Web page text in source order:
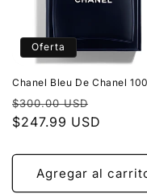
ó
n
:
Oferta
Chanel Bleu De Chanel
Precio
habitual
$300.00 USD
de
$247.99 USD
Agregar al